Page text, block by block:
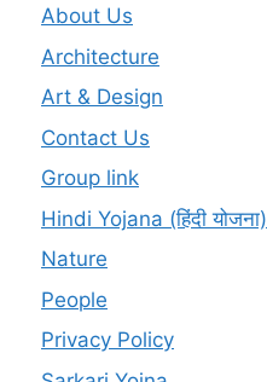
About Us
Architecture
Art & Design
Contact Us
Group link
Hindi Yojana (हिंदी योजना)
Nature
People
Privacy Policy